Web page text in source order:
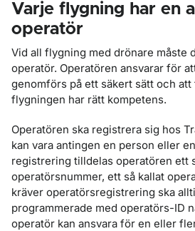
Varje flygning har en
operatör
Vid all flygning med drönare måste
operatör. Operatören ansvarar för
genomförs på ett säkert sätt och
flygningen har rätt kompetens.
Operatören ska registrera sig hos
kan vara antingen en person eller
registrering tilldelas operatören ett
operatörsnummer, ett så kallat
kräver operatörsregistrering ska
programmerade med operatörs-ID
operatör kan ansvara för en eller